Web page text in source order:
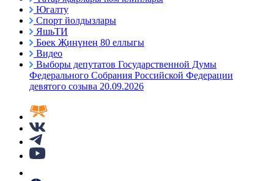
Югалту
Спорт йолдызлары
ЯшьТИ
Бөек Җиңүнең 80 еллыгы
Видео
Выборы депутатов Государственной Думы
Федерального Собрания Российской Федерации
девятого созыва 20.09.2026